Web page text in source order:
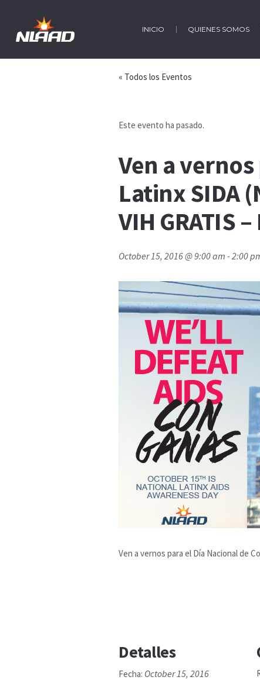
INICIO QUIENES SOMOS
« Todos los Eventos
Este evento ha pasado.
Ven a
Latinx SIDA
VIH GRATIS
October 15, 2016 @ 9:00 am -2:00
Ven a vernos para el Día Nacional de
Detalles
Fecha: October 15, 2016